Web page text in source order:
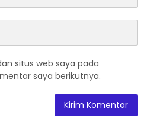
situs web saya pada
saya berikutnya.